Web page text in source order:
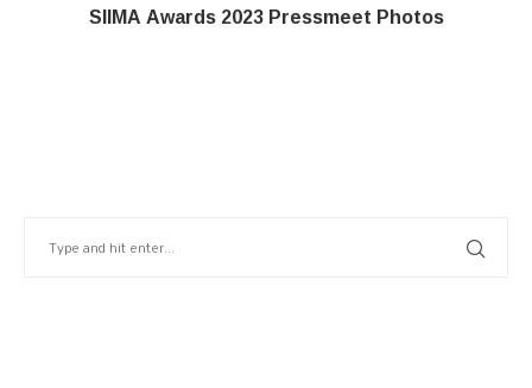
SIIMA Awards 2023 Pressmeet Photos